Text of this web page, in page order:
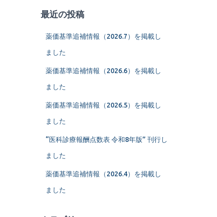
最近の投稿
薬価基準追補情報（2026.7）を掲載し
ました
薬価基準追補情報（2026.6）を掲載し
ました
薬価基準追補情報（2026.5）を掲載し
ました
“医科診療報酬点数表 令和8年版” 刊行し
ました
薬価基準追補情報（2026.4）を掲載し
ました